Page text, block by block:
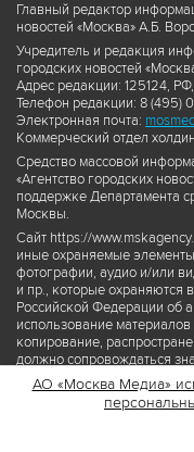
Главный редактор
новостей «Москва» А.Б.
Учредитель и редакция
городских новостей
Адрес редакции: 125124,
Телефон редакции: 8 (495)
Электронная почта:
Коммерческий отдел
Средство массовой
«Агентство городских
поддержке Департамента
Москвы.
Сайт https://
иные охраняемые
фотографии, аудио и/или
и пр., которые охраняются
Российской Федерации об
использование материалов
копирование,
должно сопровождаться
правообладателя © АО
www.mskagency.ru как на
материалов сайта
АО «Москва Медиа»